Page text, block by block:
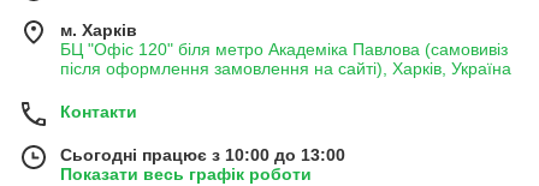
м. Харків
БЦ "Офіс 120" біля метро Академіка Павлова (самовивіз
після оформлення замовлення на сайті), Харків, Україна
Контакти
Сьогодні працює з 10:00 до 13:00
Показати весь графік роботи